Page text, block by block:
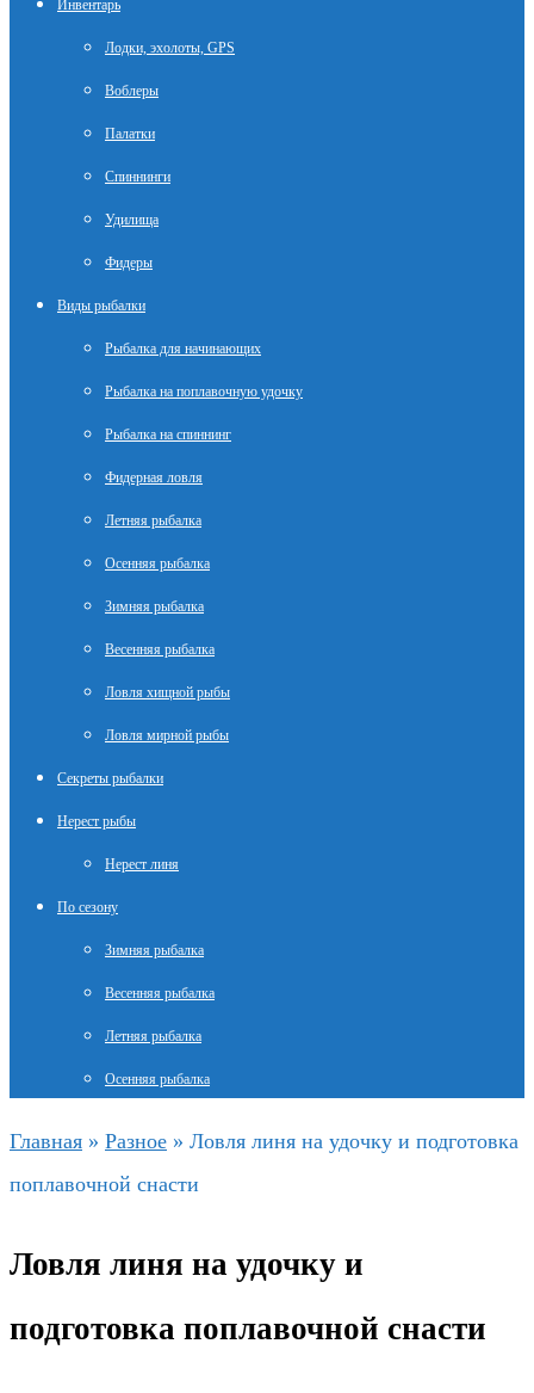
Инвентарь
Лодки, эхолоты, GPS
Воблеры
Палатки
Спиннинги
Удилища
Фидеры
Виды рыбалки
Рыбалка для начинающих
Рыбалка на поплавочную удочку
Рыбалка на спиннинг
Фидерная ловля
Летняя рыбалка
Осенняя рыбалка
Зимняя рыбалка
Весенняя рыбалка
Ловля хищной рыбы
Ловля мирной рыбы
Секреты рыбалки
Нерест рыбы
Нерест линя
По сезону
Зимняя рыбалка
Весенняя рыбалка
Летняя рыбалка
Осенняя рыбалка
Главная » Разное » Ловля линя на удочку и подготовка
поплавочной снасти
Ловля линя на удочку и
подготовка поплавочной снасти